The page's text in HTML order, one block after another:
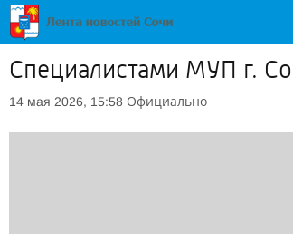
Специалистами МУП г.
14 мая 2026, 15:58 Официально